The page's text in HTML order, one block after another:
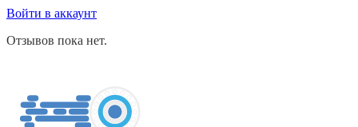
Войти в аккаунт
Отзывов пока нет.